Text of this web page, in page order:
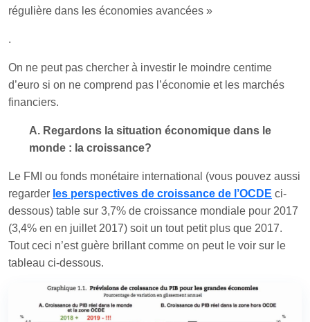
régulière dans les économies avancées »
.
On ne peut pas chercher à investir le moindre centime
d’euro si on ne comprend pas l’économie et les marchés
financiers.
A. Regardons la situation économique dans le
monde : la croissance?
Le FMI ou fonds monétaire international (vous pouvez aussi
regarder les perspectives de croissance de l’OCDE ci-
dessous) table sur 3,7% de croissance mondiale pour 2017
(3,4% en en juillet 2017) soit un tout petit plus que 2017.
Tout ceci n’est guère brillant comme on peut le voir sur le
tableau ci-dessous.